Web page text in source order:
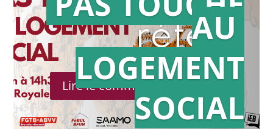
référé
Lire le communiqué de presse
AU
LOGEMENT
SOCIAL